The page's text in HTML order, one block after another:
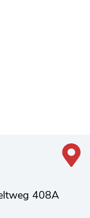
408A